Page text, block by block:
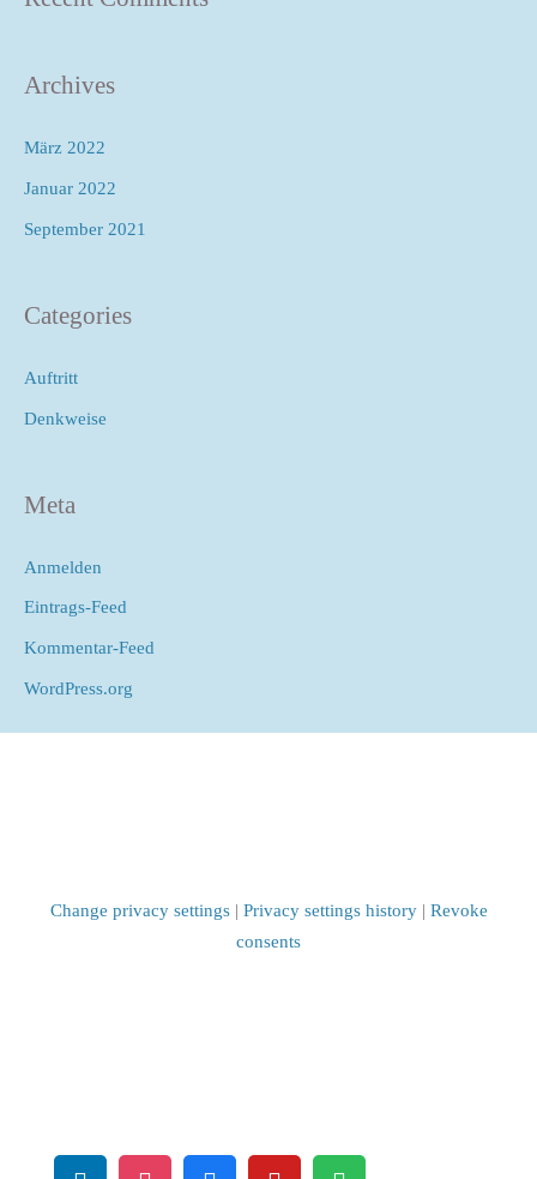
Archives
März 2022
Januar 2022
September 2021
Categories
Auftritt
Denkweise
Meta
Anmelden
Eintrags-Feed
Kommentar-Feed
WordPress.org
Change privacy settings| Privacy settings history| Revoke
consents